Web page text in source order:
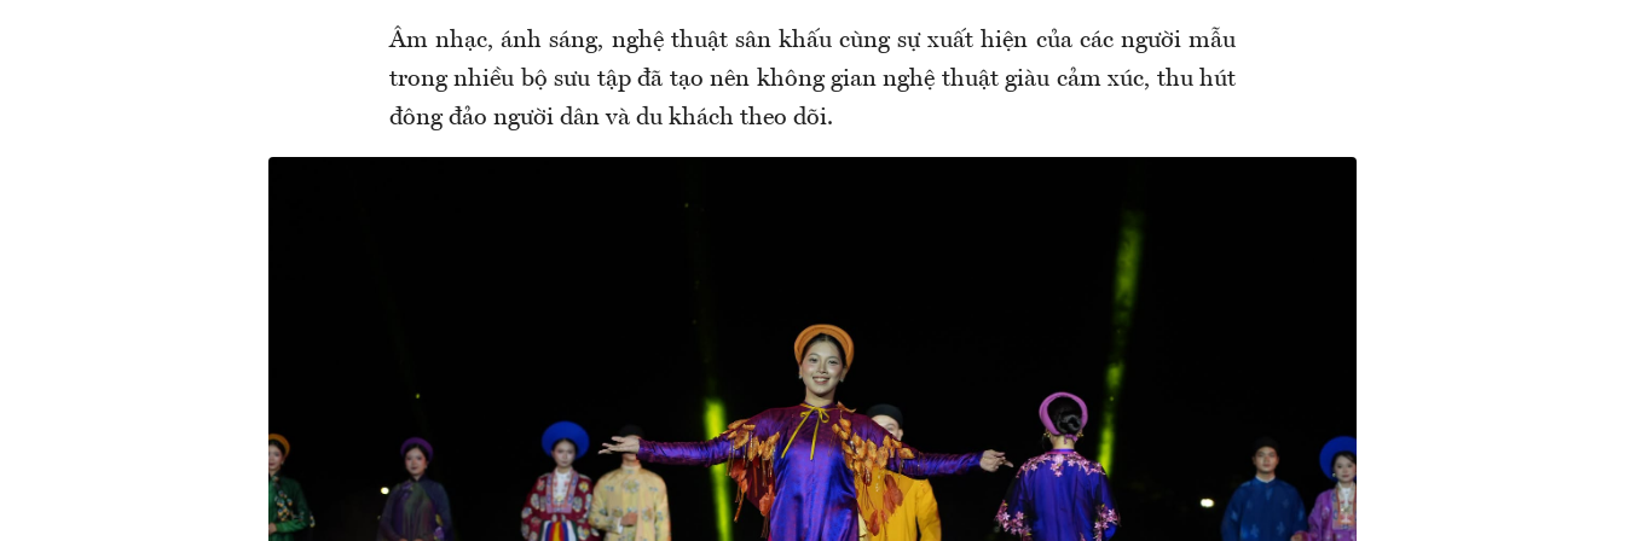
Âm nhạc, ánh sáng, nghệ thuật sân khấu cùng sự xuất hiện của các người mẫu
trong nhiều bộ sưu tập đã tạo nên không gian nghệ thuật giàu cảm xúc, thu hút
đông đảo người dân và du khách theo dõi.